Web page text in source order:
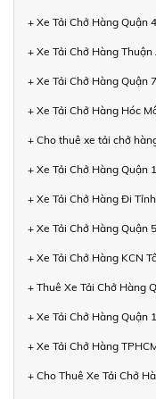
+ Xe Tải Chở Hàng Quận
+ Xe Tải Chở Hàng
+ Xe Tải Chở Hàng Quận
+ Xe Tải Chở Hàng Hóc
+ Cho thuê xe tải chở
+ Xe Tải Chở Hàng Quận
+ Xe Tải Chở Hàng Đi
+ Xe Tải Chở Hàng Quận
+ Xe Tải Chở Hàng KCN
+ Thuê Xe Tải Chở Hàng
+ Xe Tải Chở Hàng Quận
+ Xe Tải Chở Hàng
+ Cho Thuê Xe Tải Chở